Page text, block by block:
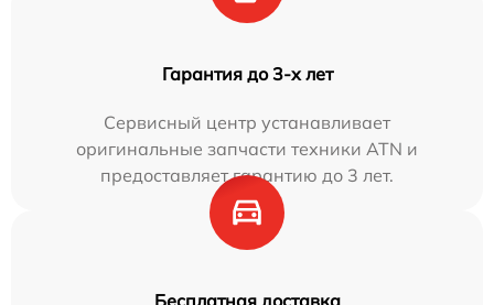
Гарантия до 3-х лет
Сервисный центр устанавливает
оригинальные запчасти техники ATN и
предоставляет гарантию до 3 лет.
Бесплатная доставка